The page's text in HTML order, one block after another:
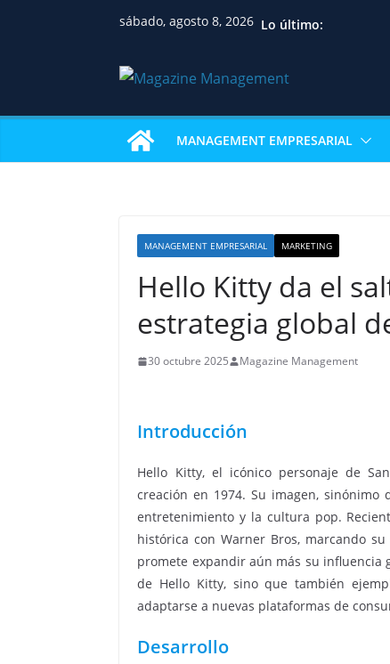
sábado, agosto 8, 2026 Lo último:
MANAGEMENT EMPRESARIAL
MANAGEMENT EMPRESARIAL MARKETING
Hello Kitty da el
estrategia global
30 octubre 2025 Magazine Management
Introducción
Hello Kitty, el icónico personaje de
creación en 1974. Su imagen,
entretenimiento y la cultura pop.
histórica con Warner Bros, marcando
promete expandir aún más su influencia
de Hello Kitty, sino que también
adaptarse a nuevas plataformas de
Desarrollo